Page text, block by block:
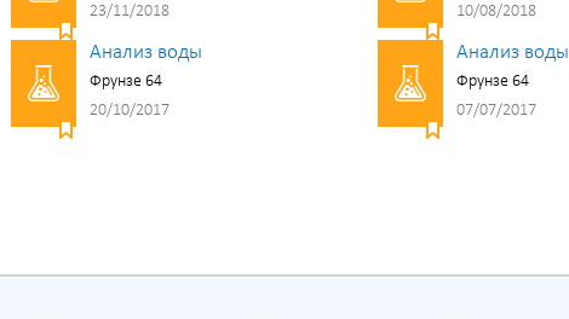
23/11/2018
10/08/2018
Анализ воды
Фрунзе 64
20/10/2017
Анализ воды
Фрунзе 64
07/07/2017